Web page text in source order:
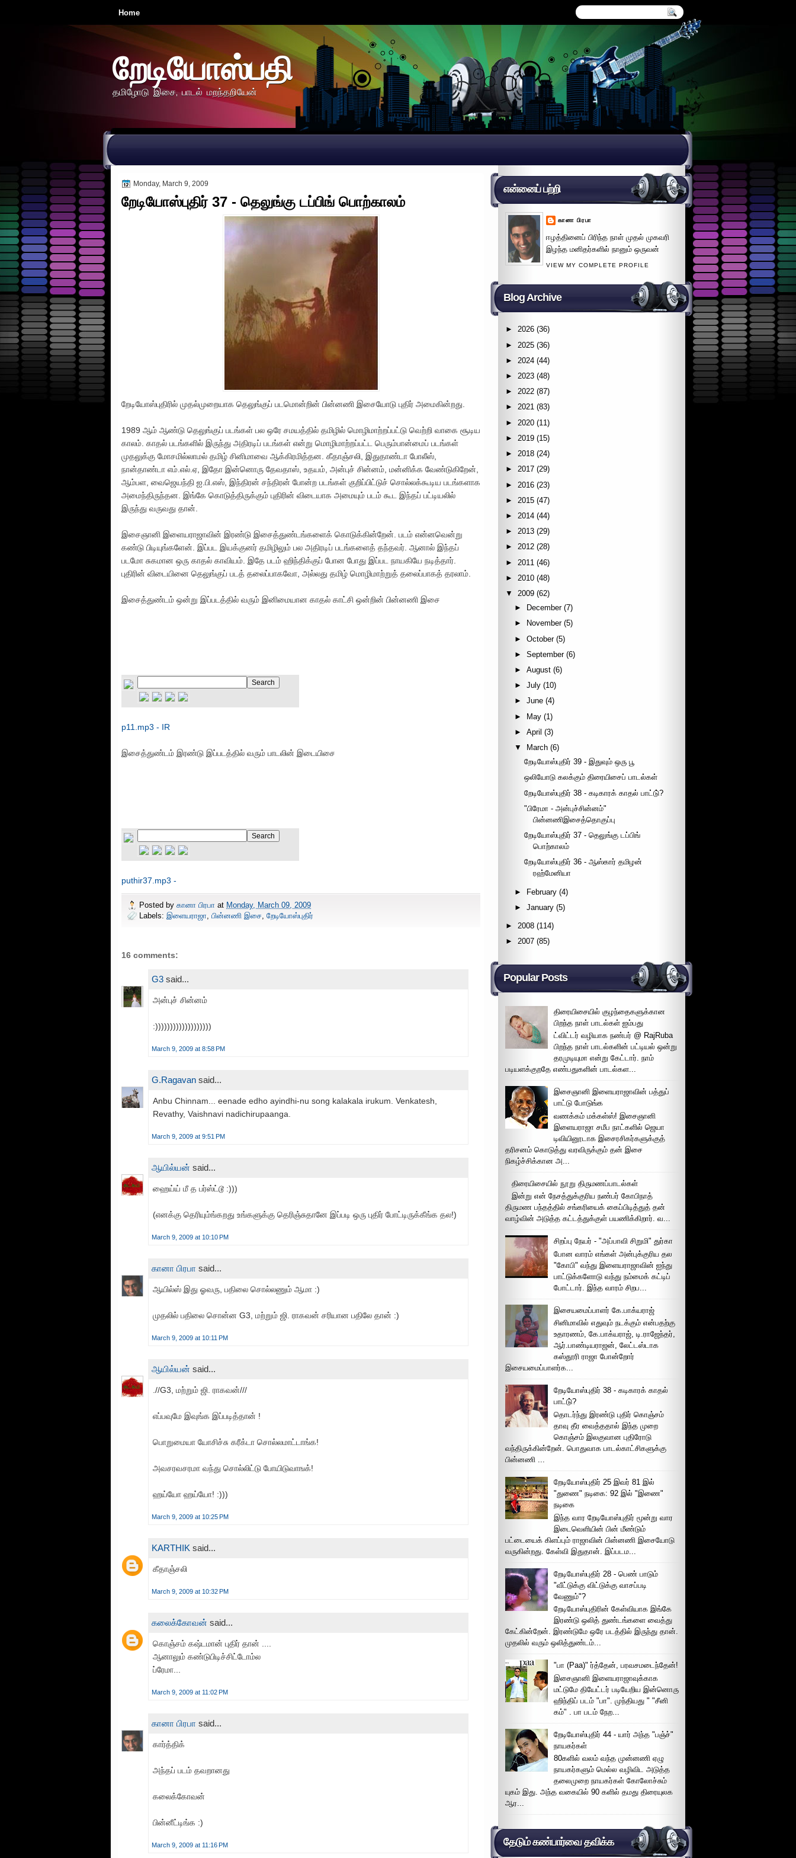
Home
றேடியோஸ்பதி
தமிழோடு இசை, பாடல் மறந்தறியேன்
Monday, March 9, 2009
றேடியோஸ்புதிர் 37 - தெலுங்கு டப்பிங் பொற்காலம்
றேடியோஸ்புதிரில் முதல்முறையாக தெலுங்குப் படமொன்றின் பின்னணி இசையோடு புதிர் அமைகின்றது.
1989 ஆம் ஆண்டு தெலுங்குப் படங்கள் பல ஒரே சமயத்தில் தமிழில் மொழிமாற்றப்பட்டு வெற்றி வாகை சூடிய
காலம். காதல் படங்களில் இருந்து அதிரடிப் படங்கள் என்று மொழிமாற்றப்பட்ட பெரும்பான்மைப் படங்கள்
முதலுக்கு மோசமில்லாமல் தமிழ் சினிமாவை ஆக்கிரமித்தன. கீதாஞ்சலி, இதுதாண்டா போலீஸ்,
நான்தாண்டா எம்.எல்.ஏ, இதோ இன்னொரு தேவதாஸ், உதயம், அன்புச் சின்னம், மன்னிக்க வேண்டுகிறேன்,
ஆம்பள, வைஜெயந்தி ஐ.பி.எஸ், இந்திரன் சந்திரன் போன்ற படங்கள் குறிப்பிட்டுச் சொல்லக்கூடிய படங்களாக
அமைந்திருந்தன. இங்கே கொடுத்திருக்கும் புதிரின் விடையாக அமையும் படம் கூட இந்தப் பட்டியலில்
இருந்து வருவது தான்.
இசைஞானி இளையராஜாவின் இரண்டு இசைத்துண்டங்களைக் கொடுக்கின்றேன். படம் என்னவென்று
கண்டு பிடியுங்களேன். இப்பட இயக்குனர் தமிழிலும் பல அதிரடிப் படங்களைத் தந்தவர். ஆனால் இந்தப்
படமோ சுகமான ஒரு காதல் காவியம். இதே படம் ஹிந்திக்குப் போன போது இப்பட நாயகியே நடித்தார்.
புதிரின் விடையினை தெலுங்குப் படத் தலைப்பாகவோ, அல்லது தமிழ் மொழிமாற்றுத் தலைப்பாகத் தரலாம்.
இசைத்துண்டம் ஒன்று இப்படத்தில் வரும் இனிமையான காதல் காட்சி ஒன்றின் பின்னணி இசை
p11.mp3 - IR
இசைத்துண்டம் இரண்டு இப்படத்தில் வரும் பாடலின் இடையிசை
puthir37.mp3 -
Posted by கானா பிரபா at Monday, March 09, 2009
Labels: இளையராஜா பின்னணி இசை றேடியோஸ்புதிர்
16 comments:
G3 said...
அன்புச் சின்னம்
:)))))))))))))))))))
March 9, 2009 at 8:58 PM
G.Ragavan said...
Anbu Chinnam... eenade edho ayindhi-nu song kalakala irukum. Venkatesh,
Revathy, Vaishnavi nadichirupaanga.
March 9, 2009 at 9:51 PM
ஆயில்யன் said...
ஹைய்ய் மீ த பர்ஸ்ட்டூ :)))
(எனக்கு தெரியும்ங்கறது உங்களுக்கு தெரிஞ்சுதானே இப்படி ஒரு புதிர் போட்டிருக்கீங்க தல!)
March 9, 2009 at 10:10 PM
கானா பிரபா said...
ஆயில்ஸ் இது ஓவரு, பதிலை சொல்லணும் ஆமா :)
முதலில் பதிலை சொன்ன G3, மற்றும் ஜி. ராகவன் சரியான பதிலே தான் :)
March 9, 2009 at 10:11 PM
ஆயில்யன் said...
.//G3, மற்றும் ஜி. ராகவன்///
எப்பவுமே இவுங்க இப்படித்தான் !
பொறுமையா யோசிச்சு கரீக்டா சொல்லமாட்டாங்க!
அவசரவசரமா வந்து சொல்லிட்டு போயிடுவாஙக்!
ஹய்யோ ஹய்யோ! :)))
March 9, 2009 at 10:25 PM
KARTHIK said...
கீதாஞ்சலி
March 9, 2009 at 10:32 PM
கலைக்கோவன் said...
கொஞ்சம் கஷ்டமான் புதிர் தான் ....
ஆனாலும் கண்டுபிடிச்சிட்டோம்ல
ப்ரேமா...
March 9, 2009 at 11:02 PM
கானா பிரபா said...
கார்த்திக்
அந்தப் படம் தவறானது
கலைக்கோவன்
பின்னீட்டிங்க :)
March 9, 2009 at 11:16 PM
என்னைப் பற்றி
கானா பிரபா
ஈழத்தினைப் பிரிந்த நாள் முதல் முகவரி
இழந்த மனிதர்களில் நானும் ஒருவன்
VIEW MY COMPLETE PROFILE
Blog Archive
► 2026 (36)
► 2025 (36)
► 2024 (44)
► 2023 (48)
► 2022 (87)
► 2021 (83)
► 2020 (11)
► 2019 (15)
► 2018 (24)
► 2017 (29)
► 2016 (23)
► 2015 (47)
► 2014 (44)
► 2013 (29)
► 2012 (28)
► 2011 (46)
► 2010 (48)
▼
2009 (62)
►
December (7)
►
November (5)
►October (5)
►September (6)
►August (6)
►July (10)
►June (4)
► May (1)
►April (3)
▼
March (6)
றேடியோஸ்புதிர் 39 - இதுவும் ஒரு பூ
ஒலியோடு கலக்கும் திரையிசைப் பாடல்கள்
றேடியோஸ்புதிர் 38 - கடிகாரக் காதல் பாட்டு்?
"பிரேமா - அன்புச்சின்னம்"
பின்னணிஇசைத்தொகுப்பு
றேடியோஸ்புதிர் 37 - தெலுங்கு டப்பிங்
பொற்காலம்
றேடியோஸ்புதிர் 36 - ஆஸ்கார் தமிழன்
ரஹ்மேனியா
► February (4)
►January (5)
► 2008 (114)
► 2007 (85)
Popular Posts
திரையிசையில் குழந்தைகளுக்கான
பிறந்த நாள் பாடல்கள் ஐம்பது
ட்விட்டர் வழியாக நண்பர் @ RajRuba
பிறந்த நாள் பாடல்களின் பட்டியல் ஒன்று
தரமுடியுமா என்று கேட்டார். நாம்
படியளக்குறதே எண்பதுகளின் பாடல்கள...
இசைஞானி இளையராஜாவின் பத்துப்
பாட்டு போடுங்க
வணக்கம் மக்கள்ஸ்! இசைஞானி
இளையராஜா சமீப நாட்களில் ஜெயா
டிவியினூடாக இசைரசிகர்களுக்குத்
தரிசனம் கொடுத்து வரவிருக்கும் தன் இசை
நிகழ்ச்சிக்கான அ...
திரையிசையில் நூறு திருமணப்பாடல்கள்
இன்று என் நேசத்துக்குரிய நண்பர் கோபிநாத்
திருமண பந்தத்தில் சங்கரியைக் கைப்பிடித்துத் தன்
வாழ்வின் அடுத்த கட்டத்துக்குள் பயணிக்கிறார். வ...
சிறப்பு நேயர் - "அப்பாவி சிறுமி" துர்கா
போன வாரம் எங்கள் அன்புக்குரிய தல
"கோபி" வந்து இளையராஜாவின் ஐந்து
பாட்டுக்களோடு வந்து நம்மைக் கட்டிப்
போட்டார். இந்த வாரம் சிறப...
இசையமைப்பாளர் கே.பாக்யராஜ்
சினிமாவில் எதுவும் நடக்கும் என்பதற்கு
உதாரணம், கே.பாக்யராஜ், டி.ராஜேந்தர்,
ஆர்.பாண்டியராஜன், லேட்டஸ்டாக
கஸ்தூரி ராஜா போன்றோர்
இசையமைப்பாளர்க...
றேடியோஸ்புதிர் 38 - கடிகாரக் காதல்
பாட்டு்?
தொடர்ந்து இரண்டு புதிர் கொஞ்சம்
தாவு தீர வைத்ததால் இந்த முறை
கொஞ்சம் இலகுவான புதிரோடு
வந்திருக்கின்றேன். பொதுவாக பாடல்காட்சிகளுக்கு
பின்னணி ...
றேடியோஸ்புதிர் 25 இவர் 81 இல்
"துணை" நடிகை: 92 இல் "இணை"
நடிகை
இந்த வார றேடியோஸ்புதிர் மூன்று வார
இடைவெளியின் பின் மீண்டும்
பட்டையைக் கிளப்பும் ராஜாவின் பின்னணி இசையோடு
வருகின்றது. கேள்வி இதுதான். இப்படம...
றேடியோஸ்புதிர் 28 - பெண் பாடும்
"வீட்டுக்கு விட்டுக்கு வாசப்படி
வேணும்"?
றேடியோஸ்புதிரின் கேள்வியாக இங்கே
இரண்டு ஒலித் துண்டங்களை வைத்து
கேட்கின்றேன். இரண்டுமே ஒரே படத்தில் இருந்து தான்.
முதலில் வரும் ஒலித்துண்டம்...
"பா (Paa)" ர்த்தேன், பரவசமடைந்தேன்!
இசைஞானி இளையராஜாவுக்காக
மட்டுமே தியேட்டர் படியேறிய இன்னொரு
ஹிந்திப் படம் "பா". முந்தியது " "சீனி
கம்" . பா படம் நேற...
றேடியோஸ்புதிர் 44 - யார் அந்த "பஞ்ச்"
நாயகர்கள்
80களில் வலம் வந்த முன்னணி ஏழு
நாயகர்களும் மெல்ல வழிவிட அடுத்த
தலைமுறை நாயகர்கள் கோலோச்சும்
யுகம் இது. அந்த வகையில் 90 களில் தமது திரையுலக
ஆர...
தேடும் கண்பார்வை தவிக்க